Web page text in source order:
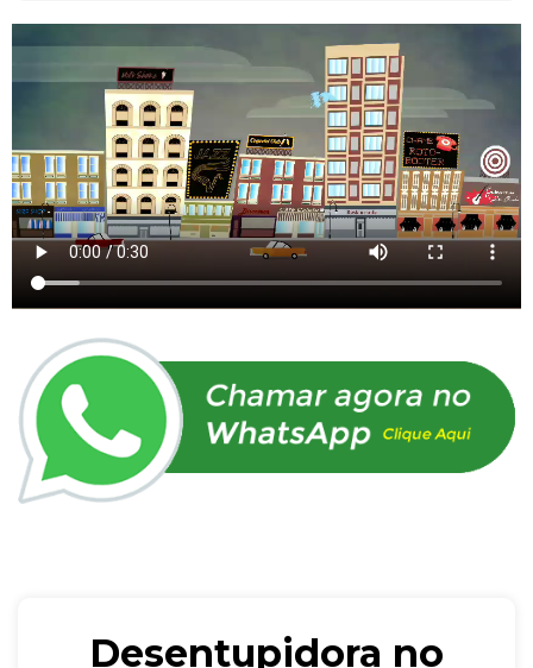
Desentupidora no